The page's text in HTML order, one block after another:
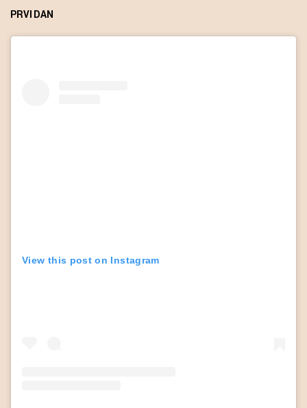
PRVI DAN
View this post on Instagram